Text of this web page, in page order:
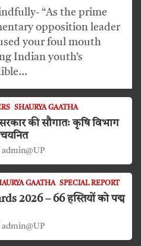
“As the prime
opposition leader
your foul mouth
Indian youth’s
SHAURYA GAATHA
की सौगातः कृषि विभाग
admin@UP
GAATHA SPECIAL REPORT
2026 – 66 हस्तियों को पद्म
admin@UP